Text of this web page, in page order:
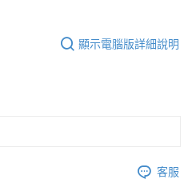
顯示電腦版詳細說明
客服